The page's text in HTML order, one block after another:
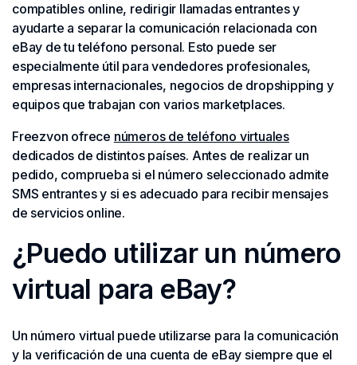
compatibles online, redirigir llamadas entrantes y
ayudarte a separar la comunicación relacionada con
eBay de tu teléfono personal. Esto puede ser
especialmente útil para vendedores profesionales,
empresas internacionales, negocios de dropshipping y
equipos que trabajan con varios marketplaces.
Freezvon ofrece números de teléfono virtuales
dedicados de distintos países. Antes de realizar un
pedido, comprueba si el número seleccionado admite
SMS entrantes y si es adecuado para recibir mensajes
de servicios online.
¿Puedo utilizar un número
virtual para eBay?
Un número virtual puede utilizarse para la comunicación
y la verificación de una cuenta de eBay siempre que el